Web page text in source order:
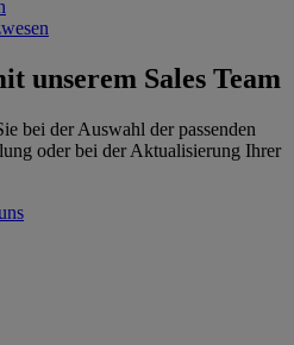
unserem Sales Team
bei der Auswahl der passenden
oder bei der Aktualisierung Ihrer